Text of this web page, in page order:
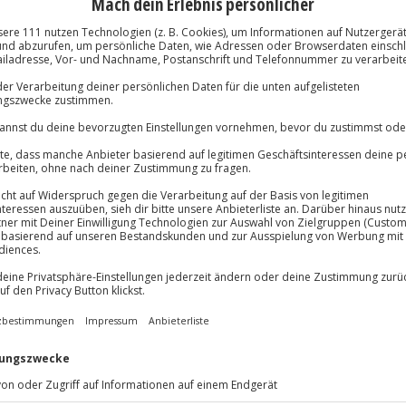
Immer das
Große Auswahl,
Über 9.000
Volle
Jeder
10 Jahre gültig
Bratwurst vom Wurstbrät
erlebst du, wie die Wurst
zerlegst du das Fleisch,
bereitest das Wurstbrät.
Als kulinarischer
Bratwurst-Menü
mal um die Wurst, wenn du
Orden kämpfst.
zur Herstellung leckerer